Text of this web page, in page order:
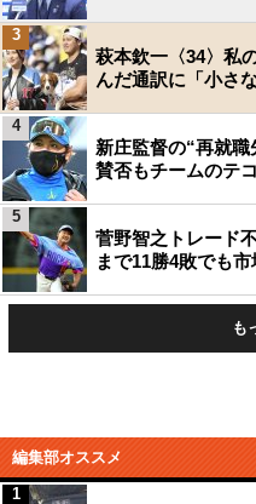
萩本欽一〈34〉私
んだ通訳に「小さ
3
新庄監督の“再就
賛否もチームのテ
4
菅野智之トレード
まで11勝4敗でも
5
も
編集部オススメ
1